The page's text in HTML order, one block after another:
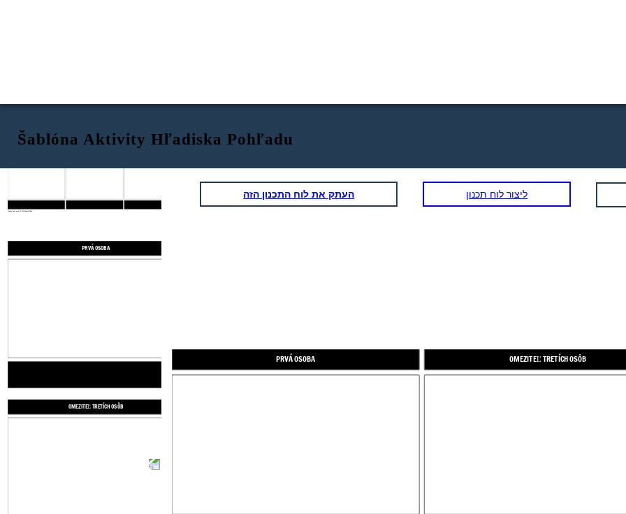
Šablóna Aktivity Hľadiska Pohľadu
Create your own at Storyboard That
PRVÁ OSOBA
OMEZITEĽ TRETÍCH OSÔB
העתק את לוח התכנון הזה ליצור לוח תכנון
PRVÁ OSOBA OMEZITEĽ TRETÍCH OSÔB